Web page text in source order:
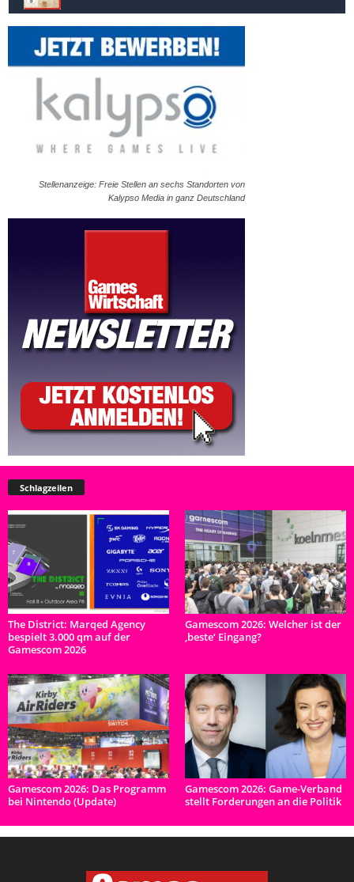
Stellenanzeige: Freie Stellen an sechs Standorten von
Kalypso Media in ganz Deutschland
Schlagzeilen
The District: Marqed Agency
bespielt 3.000 qm auf der
Gamescom 2026
Gamescom 2026: Welcher ist der
‚beste‘ Eingang?
Gamescom 2026: Das Programm
bei Nintendo (Update)
Gamescom 2026: Game-Verband
stellt Forderungen an die Politik